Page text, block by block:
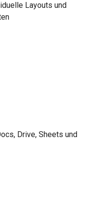
Layouts und
Drive, Sheets und